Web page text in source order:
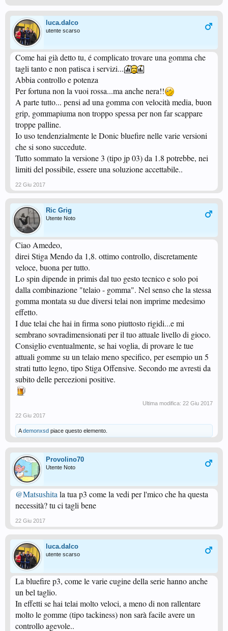
luca.dalco
utente scarso
Come hai già detto tu, é complicato trovare una gomma che
tagli tanto e non patisca i servizi...
Abbia controllo e potenza
Per fortuna non la vuoi rossa...ma anche nera!!
A parte tutto... pensi ad una gomma con velocità media, buon
grip, gommapiuma non troppo spessa per non far scappare
troppe palline.
Io uso tendenzialmente le Donic bluefire nelle varie versioni
che si sono succedute.
Tutto sommato la versione 3 (tipo jp 03) da 1.8 potrebbe, nei
limiti del possibile, essere una soluzione accettabile..
22 Giu 2017
Ric Grig
Utente Noto
Ciao Amedeo,
direi Stiga Mendo da 1,8. ottimo controllo, discretamente
veloce, buona per tutto.
Lo spin dipende in primis dal tuo gesto tecnico e solo poi
dalla combinazione "telaio - gomma". Nel senso che la stessa
gomma montata su due diversi telai non imprime medesimo
effetto.
I due telai che hai in firma sono piuttosto rigidi...e mi
sembrano sovradimensionati per il tuo attuale livello di gioco.
Consiglio eventualmente, se hai voglia, di provare le tue
attuali gomme su un telaio meno specifico, per esempio un 5
strati tutto legno, tipo Stiga Offensive. Secondo me avresti da
subito delle percezioni positive.
Ultima modifica: 22 Giu 2017
22 Giu 2017
Ademonxsd piace questo elemento.
Provolino70
Utente Noto
@Matsushita la tua p3 come la vedi per l'mico che ha questa
necessità? tu ci tagli bene
22 Giu 2017
luca.dalco
utente scarso
La bluefire p3, come le varie cugine della serie hanno anche
un bel taglio.
In effetti se hai telai molto veloci, a meno di non rallentare
molto le gomme (tipo tackiness) non sarà facile avere un
controllo agevole..